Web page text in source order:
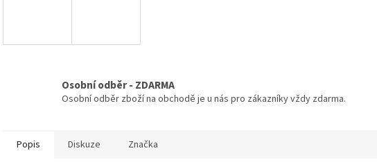
Osobní odběr - ZDARMA
Osobní odběr zboží na obchodě je u nás pro zákazníky vždy zdarma.
Popis Diskuze Značka